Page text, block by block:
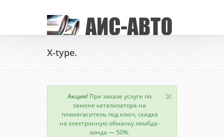
X-type.
Акция! При заказе услуги по
замене катализатора на
пламегаситель под ключ, скидка
на электронную обманку лямбда-
зонда — 50%.